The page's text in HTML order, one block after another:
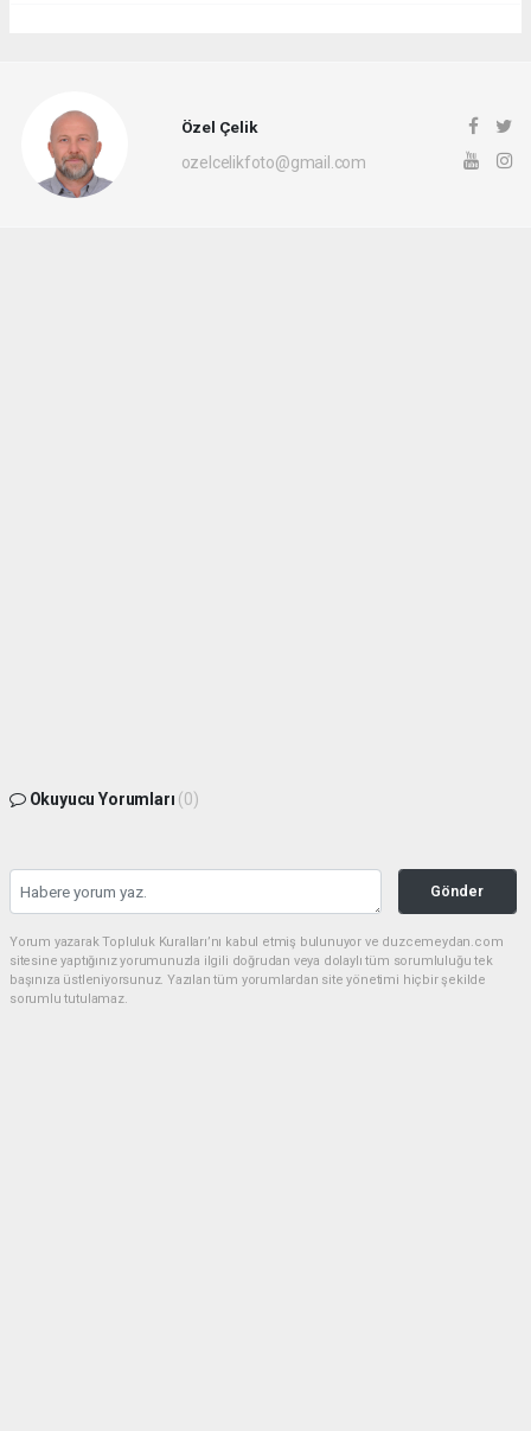
Özel Çelik
ozelcelikfoto@gmail.com
Okuyucu Yorumları (0)
Gönder
Yorum yazarak Topluluk Kuralları’nı kabul etmiş bulunuyor ve duzcemeydan.com
sitesine yaptığınız yorumunuzla ilgili doğrudan veya dolaylı tüm sorumluluğu tek
başınıza üstleniyorsunuz. Yazılan tüm yorumlardan site yönetimi hiçbir şekilde
sorumlu tutulamaz.